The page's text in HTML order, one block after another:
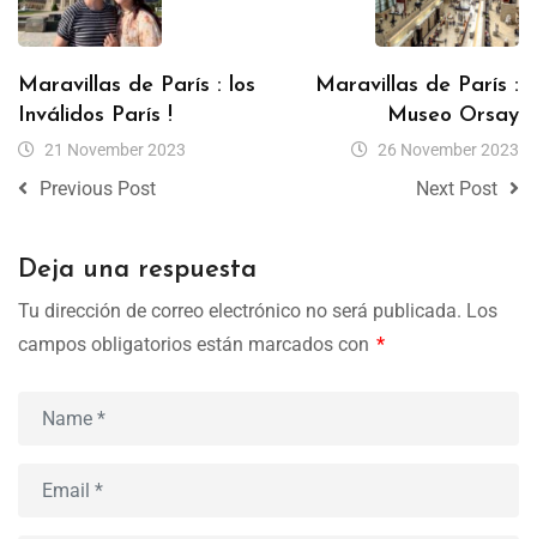
Maravillas de París : los
Inválidos París !
21 November 2023
Previous Post
Maravillas de París :
Museo Orsay
26 November 2023
Next Post
Deja una respuesta
Tu dirección de correo electrónico no será publicada. Los
campos obligatorios están marcados con *